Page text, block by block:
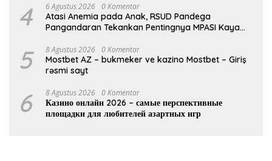
4 6 Agustus 2026 0 Komentar
Atasi Anemia pada Anak, RSUD Pandega
Pangandaran Tekankan Pentingnya MPASI Kaya
5 8 Agustus 2026 0 Komentar
Mostbet AZ – bukmeker ve kazino Mostbet – Giriş
rəsmi sayt
6 8 Agustus 2026 0 Komentar
Казино онлайн 2026 – самые перспективные
площадки для любителей азартных игр